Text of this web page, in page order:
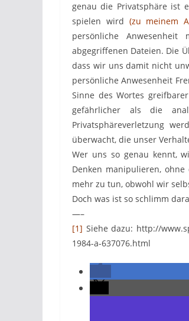
genau die Privatsphäre ist
spielen wird (zu meinem
persönliche
abgegriffenen Dateien. Die
dass wir uns damit nicht
persönliche Anwesenheit
Sinne des Wortes
gefährlicher als die
Privatsphäreverletzung
überwacht, die unser
Wer uns so genau kennt,
Denken manipulieren,
mehr zu tun, obwohl wir
Doch was ist so schlimm
—–
[1] Siehe dazu: http://
1984-a-637076.html